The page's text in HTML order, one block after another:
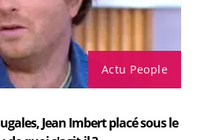
Actu People
Jean Imbert placé sous le